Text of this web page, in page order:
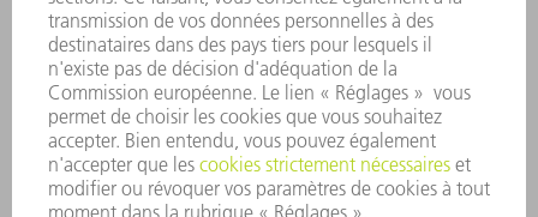
SÉCURITÉ
COMMUNIQUÉS DE PRESSE
MAGAZINE
DURABILITÉ
ENVIRONNEMENT ET CLIMAT
SOCIAL ET SOCIÉTÉ
GESTION D'ENTREPRISE